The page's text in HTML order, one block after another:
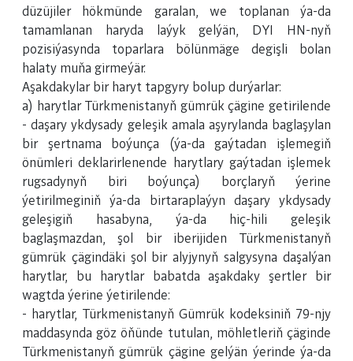
düzüjiler hökmünde garalan, we toplanan ýa-da
tamamlanan haryda laýyk gelýän, DYI HN-nyň
pozisiýasynda toparlara bölünmäge degişli bolan
halaty muňa girmeýär.
Aşakdakylar bir haryt tapgyry bolup durýarlar:
a) harytlar Türkmenistanyň gümrük çägine getirilende
- daşary ykdysady geleşik amala aşyrylanda baglaşylan
bir şertnama boýunça (ýa-da gaýtadan işlemegiň
önümleri deklarirlenende harytlary gaýtadan işlemek
rugsadynyň biri boýunça) borçlaryň ýerine
ýetirilmeginiň ýa-da birtaraplaýyn daşary ykdysady
geleşigiň hasabyna, ýa-da hiç-hili geleşik
baglaşmazdan, şol bir iberijiden Türkmenistanyň
gümrük çägindäki şol bir alyjynyň salgysyna daşalýan
harytlar, bu harytlar babatda aşakdaky şertler bir
wagtda ýerine ýetirilende:
- harytlar, Türkmenistanyň Gümrük kodeksiniň 79-njy
maddasynda göz öňünde tutulan, möhletleriň çäginde
Türkmenistanyň gümrük çägine gelýän ýerinde ýa-da